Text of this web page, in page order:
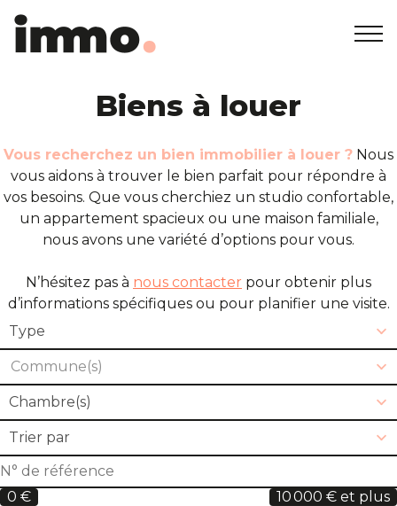
A vendre
A louer
A propos
Nos agences
Contact
info@immodemo.be
Biens à louer
Vous recherchez un bien immobilier à louer ? Nous
vous aidons à trouver le bien parfait pour répondre à
vos besoins. Que vous cherchiez un studio confortable,
un appartement spacieux ou une maison familiale,
nous avons une variété d’options pour vous.
N’hésitez pas à nous contacter pour obtenir plus
d’informations spécifiques ou pour planifier une visite.
Type
Commune(s)
Chambre(s)
Trier par
0 € 10 000 € et plus